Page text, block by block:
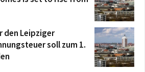
den Leipziger
soll zum 1.